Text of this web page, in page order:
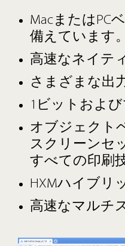
MacまたはPC
備えています。
高速なネイテ
さまざまな出
1ビットおよ
オブジェクト
スクリーンセ
すべての印刷
HXMハイブリ
高速なマルチ